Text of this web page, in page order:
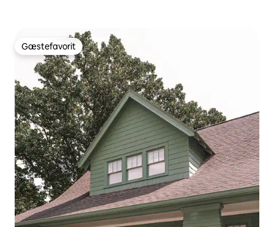
Gæstefavorit
Gæstefavorit